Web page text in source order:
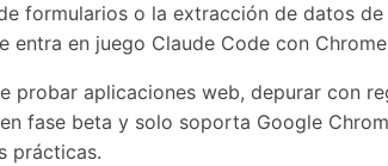
formularios o la extracción de datos
en juego Claude Code con
probar aplicaciones web, depurar con
fase beta y solo soporta Google
prácticas.